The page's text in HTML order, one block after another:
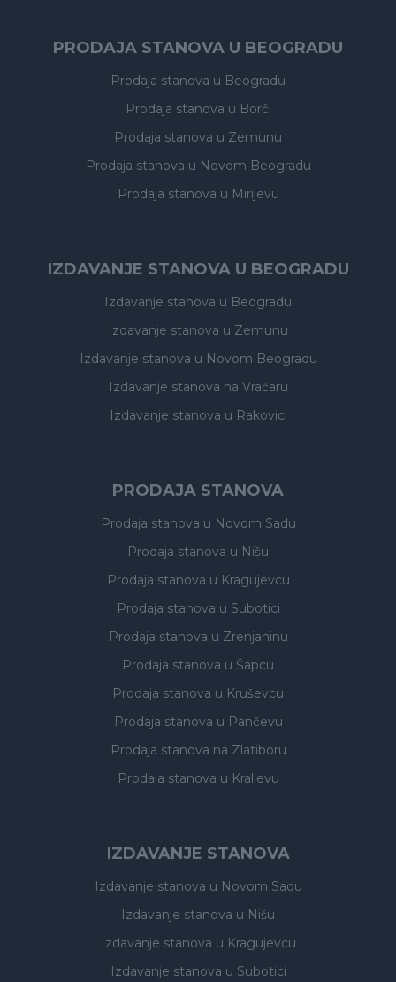
PRODAJA STANOVA U BEOGRADU
Prodaja stanova u Beogradu
Prodaja stanova u Borči
Prodaja stanova u Zemunu
Prodaja stanova u Novom Beogradu
Prodaja stanova u Mirijevu
IZDAVANJE STANOVA U BEOGRADU
Izdavanje stanova u Beogradu
Izdavanje stanova u Zemunu
Izdavanje stanova u Novom Beogradu
Izdavanje stanova na Vračaru
Izdavanje stanova u Rakovici
PRODAJA STANOVA
Prodaja stanova u Novom Sadu
Prodaja stanova u Nišu
Prodaja stanova u Kragujevcu
Prodaja stanova u Subotici
Prodaja stanova u Zrenjaninu
Prodaja stanova u Šapcu
Prodaja stanova u Kruševcu
Prodaja stanova u Pančevu
Prodaja stanova na Zlatiboru
Prodaja stanova u Kraljevu
IZDAVANJE STANOVA
Izdavanje stanova u Novom Sadu
Izdavanje stanova u Nišu
Izdavanje stanova u Kragujevcu
Izdavanje stanova u Subotici